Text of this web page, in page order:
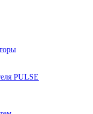
PULSE